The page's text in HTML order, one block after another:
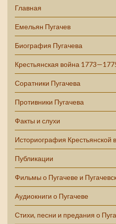
Главная
Емельян Пугачев
Биография Пугачева
Крестьянская война
Соратники Пугачева
Противники Пугачева
Факты и слухи
Историография
Публикации
Фильмы о Пугачеве и
Аудиокниги о Пугачеве
Стихи, песни и предания о